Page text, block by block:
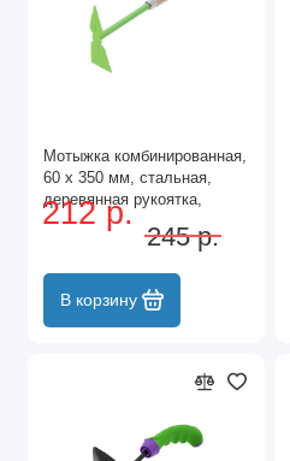
Мотыжка комбинированная,
60 х 350 мм, стальная,
деревянная рукоятка,
Classic, Palisad
212 р.
245 р.
В корзину